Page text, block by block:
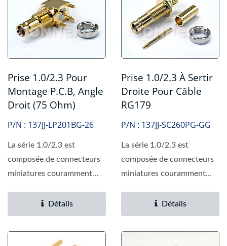
Prise 1.0/2.3 Pour
Montage P.C.B, Angle
Droit (75 Ohm)
P/N : 137JJ-LP201BG-26
La série 1.0/2.3 est
composée de connecteurs
miniatures couramment
communication...
Détails
Prise 1.0/2.3 À Sertir
Droite Pour Câble
RG179
P/N : 137JJ-SC260PG-GG
La série 1.0/2.3 est
composée de connecteurs
miniatures couramment
communication...
Détails